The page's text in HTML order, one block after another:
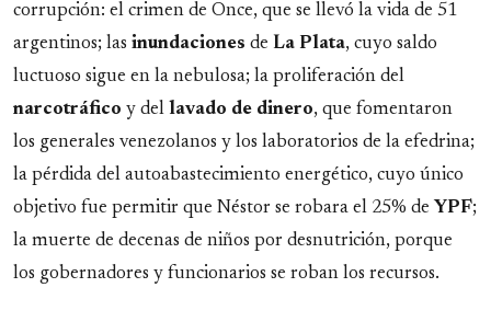
corrupción: el crimen de Once, que se llevó la vida de 51
argentinos; las inundaciones de La Plata, cuyo saldo
luctuoso sigue en la nebulosa; la proliferación del
narcotráfico y del lavado de dinero, que fomentaron
los generales venezolanos y los laboratorios de la efedrina;
la pérdida del autoabastecimiento energético, cuyo único
objetivo fue permitir que Néstor se robara el 25% de YPF;
la muerte de decenas de niños por desnutrición, porque
los gobernadores y funcionarios se roban los recursos.